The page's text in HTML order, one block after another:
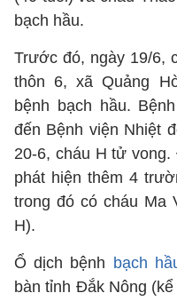
bạch hầu.
Trước đó, ngày 19/6,
thôn 6, xã Quảng
bệnh bạch hầu.
đến Bệnh viện Nhiệt
20-6, cháu H tử
phát hiện thêm 4
trong đó có cháu Ma
H).
Ổ dịch bệnh bạch
bàn tỉnh Đắk Nông